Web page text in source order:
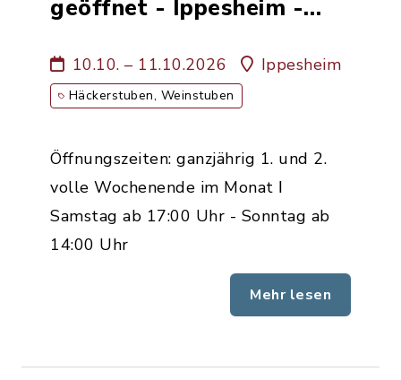
geöffnet - Ippesheim -
10.10. – 11.10.2026 Ippesheim
Häckerstuben, Weinstuben
Öffnungszeiten: ganzjährig 1. und 2.
volle Wochenende im Monat ǀ
Samstag ab 17:00 Uhr - Sonntag ab
14:00 Uhr
Mehr lesen